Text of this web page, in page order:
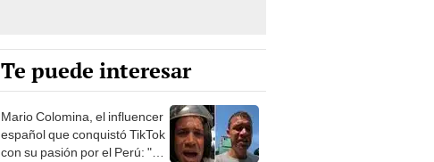
Te puede interesar
Mario Colomina, el influencer
español que conquistó TikTok
con su pasión por el Perú: "Mi